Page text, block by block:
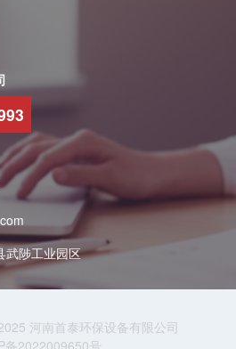
武陟工业园区
河南首泰环保设备有限公司